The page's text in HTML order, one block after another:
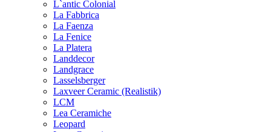
L`antic Colonial
La Fabbrica
La Faenza
La Fenice
La Platera
Landdecor
Landgrace
Lasselsberger
Laxveer Ceramic (Realistik)
LCM
Lea Ceramiche
Leopard